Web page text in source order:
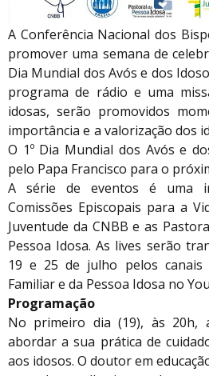
A Conferência Nacional dos
promover uma semana de
Dia Mundial dos Avós e dos
programa de rádio e uma
idosas, serão promovidos
importância e a valorização dos
O 1º Dia Mundial dos Avós e
pelo Papa Francisco para o
A série de eventos é uma
Comissões Episcopais para a
Juventude da CNBB e as
Pessoa Idosa. As lives serão
19 e 25 de julho pelos canais
Familiar e da Pessoa Idosa no
Programação
No primeiro dia (19), às 20h,
abordar a sua prática de
aos idosos. O doutor em